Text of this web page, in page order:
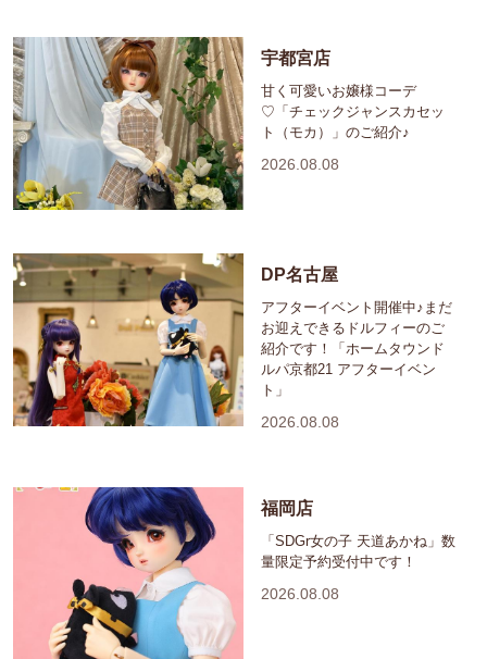
宇都宮店
甘く可愛いお嬢様コーデ
♡「チェックジャンスカセッ
ト（モカ）」のご紹介♪
2026.08.08
DP名古屋
アフターイベント開催中♪まだ
お迎えできるドルフィーのご
紹介です！「ホームタウンド
ルパ京都21 アフターイベン
ト」
2026.08.08
福岡店
「SDGr女の子 天道あかね」数
量限定予約受付中です！
2026.08.08